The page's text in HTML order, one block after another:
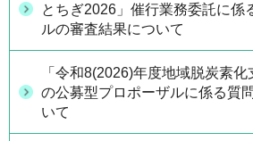
とちぎ2026」催行業務委託に係
ルの審査結果について
「令和8(2026)年度地域脱炭素
の公募型プロポーザルに係る質
いて